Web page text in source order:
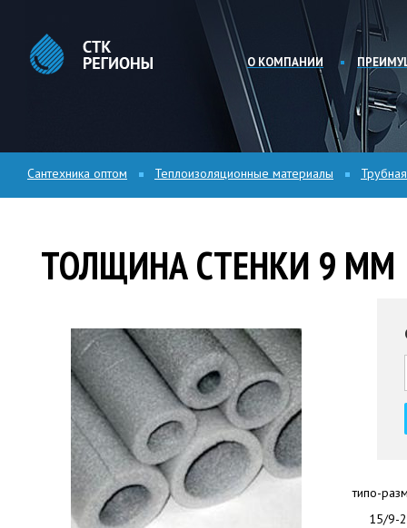
О КОМПАНИИ
Сантехника оптом Теплоизоляционные материалы
ТОЛЩИНА СТЕНКИ 9 ММ
типо-
15/9-2